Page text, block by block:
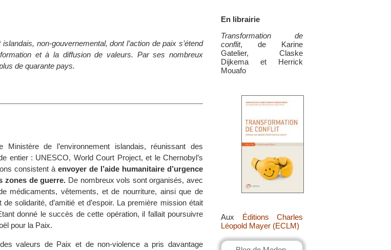
En librairie
Transformation de
conflit, de Karine
Gatelier, Claske
Dijkema et Herrick
Mouafo
Aux Éditions Charles
Léopold Mayer (ECLM)
non-gouvernemental, dont l’action de paix s’étend
et à la diffusion de valeurs. Par ses nombreux
de quarante pays.
de l’environnement islandais, réunissant des
entier : UNESCO, World Court Project, et le Chernobyl’s
consistent à envoyer de l’aide humanitaire d’urgence
zones de guerre. De nombreux vols sont organisés, avec
médicaments, vêtements, et de nourriture, ainsi que de
solidarité, d’amitié et d’espoir. La première mission était
donné le succès de cette opération, il fallait poursuivre
pour la Paix.
valeurs de Paix et de non-violence a pris davantage